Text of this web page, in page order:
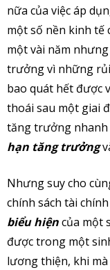
nữa của việc áp
một số nền kinh
một vài năm
trưởng vì những
bao quát hết được
thoái sau một giai
tăng trưởng nhanh
hạn tăng trưởng
Nhưng suy cho
chính sách tài
biểu hiệncủa một
được trong một
lương thiện, khi